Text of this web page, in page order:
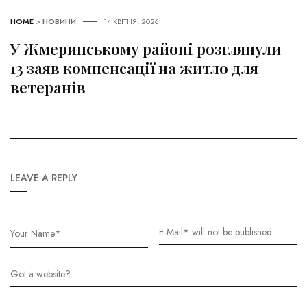
HOME >НОВИНИ 14 КВІТНЯ, 2026
У Жмеринському районі розглянули
13 заяв компенсації на житло для
ветеранів
LEAVE A REPLY